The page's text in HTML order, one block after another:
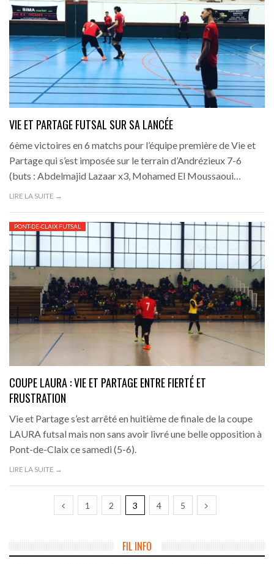
VIE ET PARTAGE FUTSAL SUR SA LANCÉE
6ème victoires en 6 matchs pour l’équipe première de Vie et
Partage qui s’est imposée sur le terrain d’Andrézieux 7-6
(buts : Abdelmajid Lazaar x3, Mohamed El Moussaoui…
LIRE LA SUITE →
PONT-DE-CLAIX FUTSAL
COUPE LAURA : VIE ET PARTAGE ENTRE FIERTÉ ET
FRUSTRATION
Vie et Partage s’est arrêté en huitième de finale de la coupe
LAURA futsal mais non sans avoir livré une belle opposition à
Pont-de-Claix ce samedi (5-6).
LIRE LA SUITE →
1 2 3 4 5
FIL INFO